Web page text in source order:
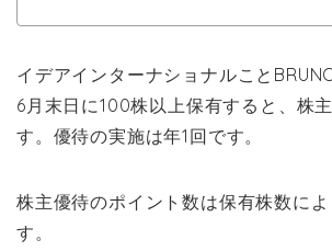
イデアインターナショナルこと
6月末日に100株以上保有すると、株
す。優待の実施は年1回です。
株主優待のポイント数は保有株数に
す。